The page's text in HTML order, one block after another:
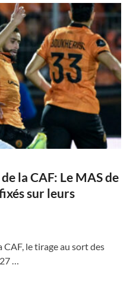
la CAF: Le MAS de
sur leurs
CAF, le tirage au sort des
…